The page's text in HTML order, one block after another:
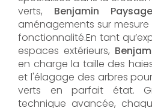
verts, Benjamin
aménagements sur
fonctionnalité.En tant
espaces extérieurs,
en charge la taille des
et l'élagage des arbres
verts en parfait état.
technique avancée,